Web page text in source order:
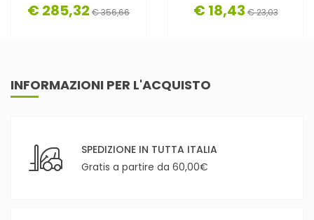
€ 285,32 € 356,66 € 18,43 € 23,03
INFORMAZIONI PER L'ACQUISTO
SPEDIZIONE IN TUTTA ITALIA
Gratis a partire da 60,00€